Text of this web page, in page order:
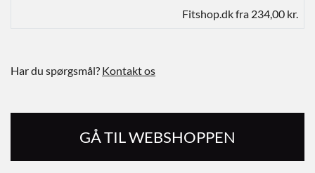
Fitshop.dk fra 234,00 kr.
Har du spørgsmål? Kontakt os
GÅ TIL WEBSHOPPEN